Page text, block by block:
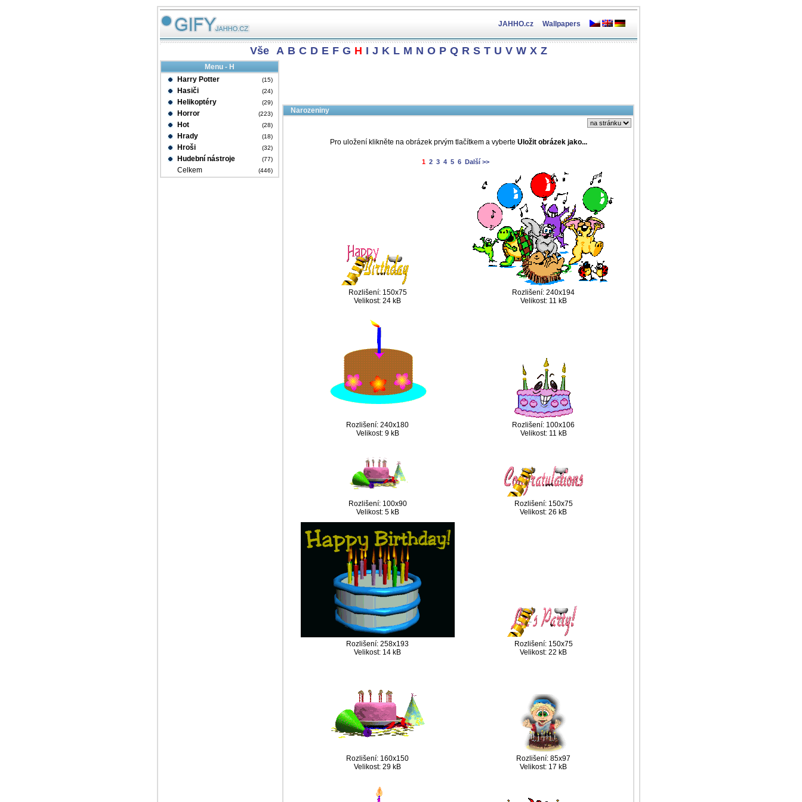
JAHHO.cz Wallpapers
Vše A B C D E F G H I J K L M N O P Q R S T U V W X Z
Menu - H
Harry Potter
(15)
Hasiči (24)
Helikoptéry (29)
Horror (223)
Hot (28)
Hrady (18)
Hroši (32)
Hudební nástroje (77)
Celkem (446)
Narozeniny
Pro uložení klikněte na obrázek prvým tlačítkem a vyberte Uložit obrázek jako...
1 2 3 4 5 6 Další >>
Rozlišení: 150x75
Velikost: 24 kB
Rozlišení: 240x194
Velikost: 11 kB
Rozlišení: 240x180
Velikost: 9 kB
Rozlišení: 100x106
Velikost: 11 kB
Rozlišení: 100x90
Velikost: 5 kB
Rozlišení: 150x75
Velikost: 26 kB
Rozlišení: 258x193
Velikost: 14 kB
Rozlišení: 150x75
Velikost: 22 kB
Rozlišení: 160x150
Velikost: 29 kB
Rozlišení: 85x97
Velikost: 17 kB